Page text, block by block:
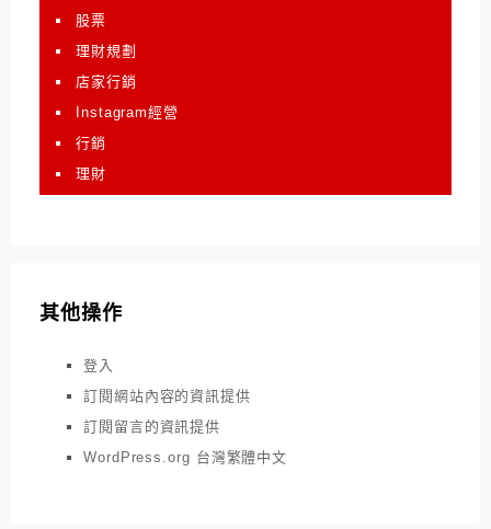
股票
理財規劃
店家行銷
Instagram經營
行銷
理財
其他操作
登入
訂閱網站內容的資訊提供
訂閱留言的資訊提供
WordPress.org 台灣繁體中文